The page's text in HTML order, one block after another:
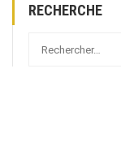
RECHERCHE